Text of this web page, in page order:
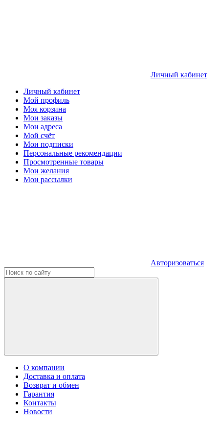
Личный кабинет
Личный кабинет
Мой профиль
Моя корзина
Мои заказы
Мои адреса
Мой счёт
Мои подписки
Персональные рекомендации
Просмотренные товары
Мои желания
Мои рассылки
Авторизоваться
О компании
Доставка и оплата
Возврат и обмен
Гарантия
Контакты
Новости